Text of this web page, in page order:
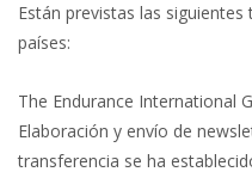
Están previstas las
países:
The Endurance International
Elaboración y envío de
transferencia se ha